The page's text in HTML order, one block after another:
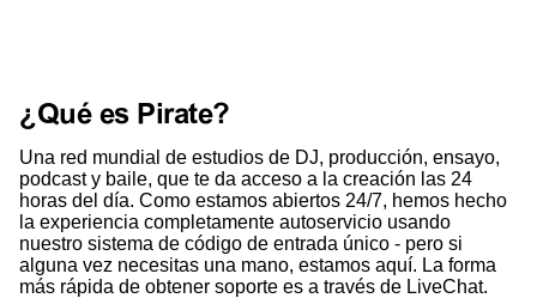
¿Qué es Pirate?
Una red mundial de estudios de DJ, producción, ensayo,
podcast y baile, que te da acceso a la creación las 24
horas del día. Como estamos abiertos 24/7, hemos hecho
la experiencia completamente autoservicio usando
nuestro sistema de código de entrada único - pero si
alguna vez necesitas una mano, estamos aquí. La forma
más rápida de obtener soporte es a través de LiveChat.